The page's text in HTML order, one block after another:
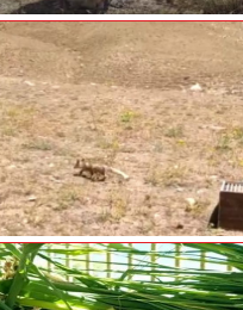
Tamamlanan 300
Hayvan Doğaya